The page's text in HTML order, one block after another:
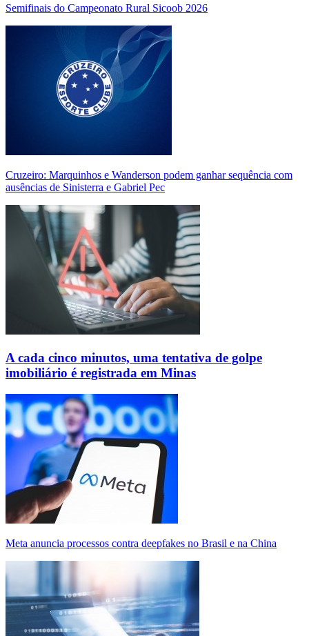
Semifinais do Campeonato Rural Sicoob 2026
Cruzeiro: Marquinhos e Wanderson podem ganhar sequência com
ausências de Sinisterra e Gabriel Pec
A cada cinco minutos, uma tentativa de golpe
imobiliário é registrada em Minas
Meta anuncia processos contra deepfakes no Brasil e na China